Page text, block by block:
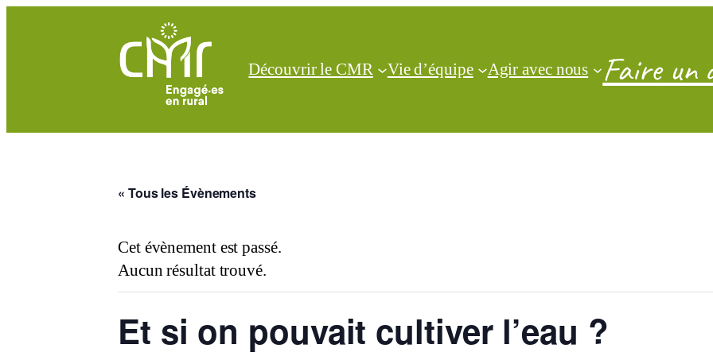
Découvrir le CMR Vie d’équipe Agir avec nous Faire un
« Tous les Évènements
Cet évènement est passé.
Aucun résultat trouvé.
Et si on pouvait cultiver l’eau ?